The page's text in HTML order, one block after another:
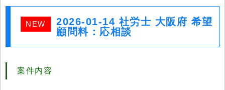
NEW
2026-01-14 社労士 大阪府 希望
顧問料：応相談
案件内容